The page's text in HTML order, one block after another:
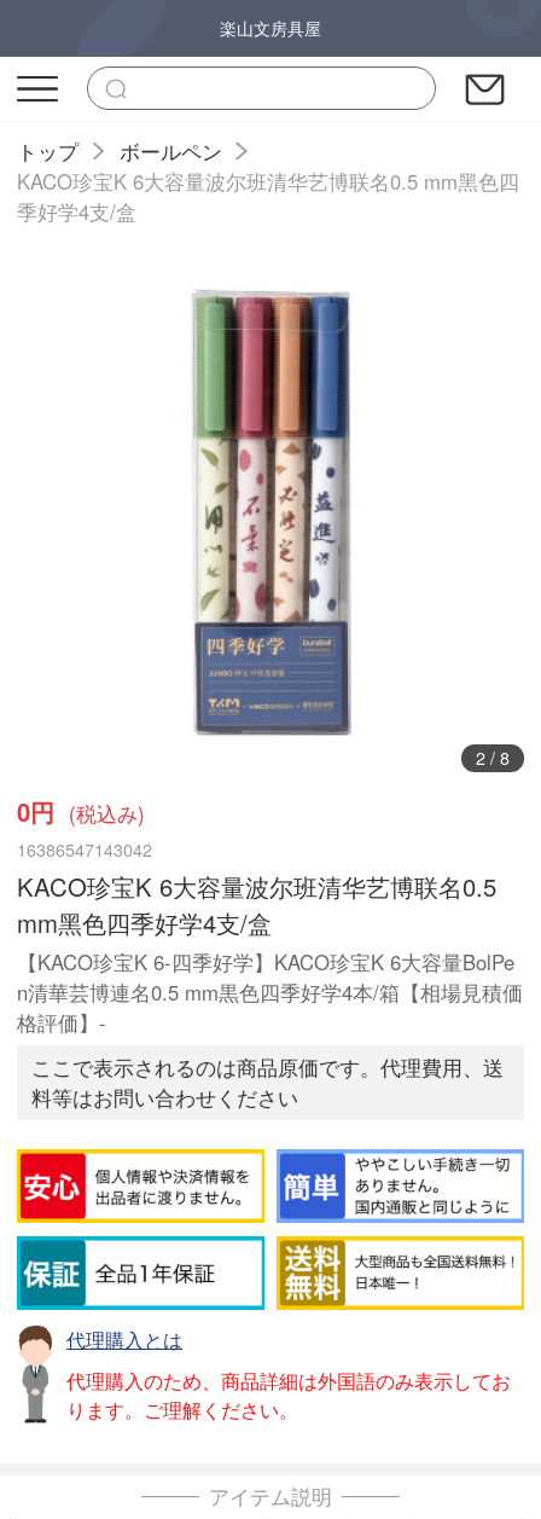
楽山文房具屋
トップ
ボールペン
KACO珍宝K 6大容量波尔班清华艺博联名0.5 mm黑色四
季好学4支/盒
2/ 8
0円 (税込み)
16386547143042
KACO珍宝K 6大容量波尔班清华艺博联名0.5
mm黑色四季好学4支/盒
【KACO珍宝K 6-四季好学】KACO珍宝K 6大容量BolPe
n清華芸博連名0.5 mm黒色四季好学4本/箱【相場見積価
格評価】-
ここで表示されるのは商品原価です。代理費用、送
料等はお問い合わせください
代理購入とは
代理購入のため、商品詳細は外国語のみ表示してお
ります。ご理解ください。
アイテム説明